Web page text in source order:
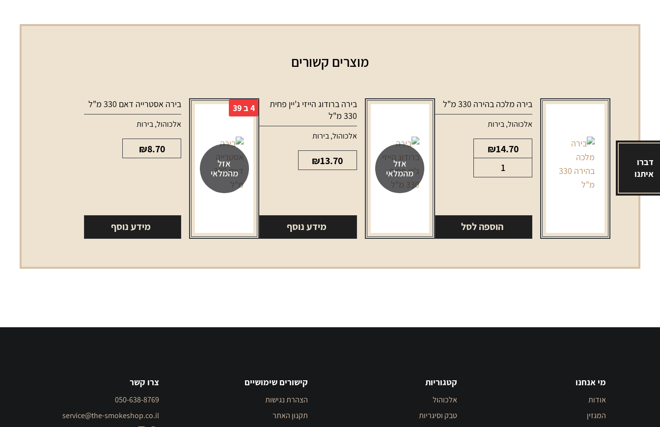
דברו
איתנו
מוצרים קשורים
בירה מלכה בהירה 330 מ"ל
אלכוהול,בירות
₪14.70
של
בהירה
הוספה לסל
אזל
מהמלאי
בירה ברודוג הייזי ג'יין פחית
330 מ"ל
אלכוהול,בירות
₪13.70
מידע נוסף
אזל
מהמלאי
4 ב 39 בירה אסטרייה דאם 330 מ"ל
אלכוהול,בירות
₪8.70
מידע נוסף
מי אנחנו
אודות
המגזין
קטגוריות
אלכוהול
טבק וסיגריות
קישורים שימושיים
הצהרת נגישות
תקנון האתר
צרו קשר
050-638-8769
service@the-smokeshop.co.il